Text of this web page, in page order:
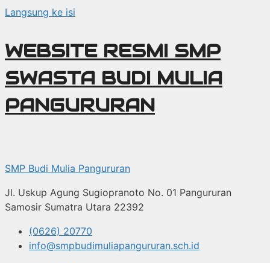
Langsung ke isi
WEBSITE RESMI SMP
SWASTA BUDI MULIA
PANGURURAN
SMP Budi Mulia Pangururan
Jl. Uskup Agung Sugiopranoto No. 01 Pangururan
Samosir Sumatra Utara 22392
(0626) 20770
info@smpbudimuliapangururan.sch.id